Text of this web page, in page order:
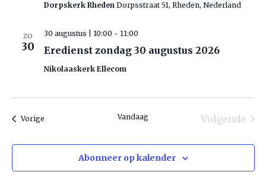
Dorpskerk Rheden Dorpsstraat 51, Rheden, Nederland
ZO
30 Eredienst zondag 30 augustus 2026
30 augustus | 10:00 - 11:00
Nikolaaskerk Ellecom
VorigeEvenementen Vandaag
Volgende
Abonneer op kalender